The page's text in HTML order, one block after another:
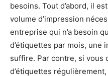
besoins. Tout d’abord, il
volume d’impression
entreprise qui n’a besoin
d’étiquettes par mois, une
suffire. Par contre, si vous
d’étiquettes